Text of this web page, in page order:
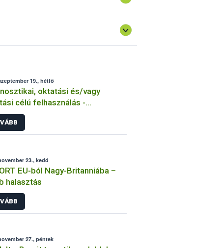
19., hétfő
oktatási és/vagy
célú felhasználás -
23., kedd
EU-ból Nagy-Britanniába –
halasztás
27., péntek